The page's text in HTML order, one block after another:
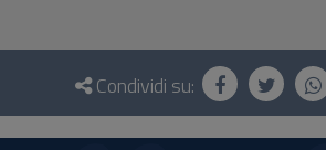
Condividi su: